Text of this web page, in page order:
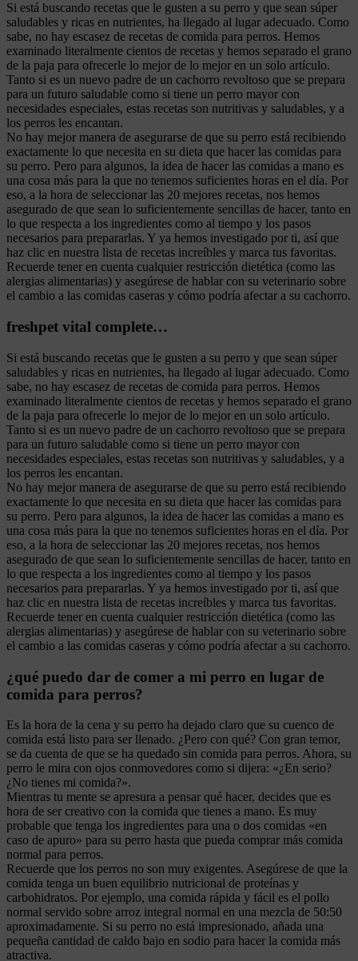
Si está buscando recetas que le gusten a su perro y que sean súper
saludables y ricas en nutrientes, ha llegado al lugar adecuado. Como
sabe, no hay escasez de recetas de comida para perros. Hemos
examinado literalmente cientos de recetas y hemos separado el grano
de la paja para ofrecerle lo mejor de lo mejor en un solo artículo.
Tanto si es un nuevo padre de un cachorro revoltoso que se prepara
para un futuro saludable como si tiene un perro mayor con
necesidades especiales, estas recetas son nutritivas y saludables, y a
los perros les encantan.
No hay mejor manera de asegurarse de que su perro está recibiendo
exactamente lo que necesita en su dieta que hacer las comidas para
su perro. Pero para algunos, la idea de hacer las comidas a mano es
una cosa más para la que no tenemos suficientes horas en el día. Por
eso, a la hora de seleccionar las 20 mejores recetas, nos hemos
asegurado de que sean lo suficientemente sencillas de hacer, tanto en
lo que respecta a los ingredientes como al tiempo y los pasos
necesarios para prepararlas. Y ya hemos investigado por ti, así que
haz clic en nuestra lista de recetas increíbles y marca tus favoritas.
Recuerde tener en cuenta cualquier restricción dietética (como las
alergias alimentarias) y asegúrese de hablar con su veterinario sobre
el cambio a las comidas caseras y cómo podría afectar a su cachorro.
freshpet vital complete…
Si está buscando recetas que le gusten a su perro y que sean súper
saludables y ricas en nutrientes, ha llegado al lugar adecuado. Como
sabe, no hay escasez de recetas de comida para perros. Hemos
examinado literalmente cientos de recetas y hemos separado el grano
de la paja para ofrecerle lo mejor de lo mejor en un solo artículo.
Tanto si es un nuevo padre de un cachorro revoltoso que se prepara
para un futuro saludable como si tiene un perro mayor con
necesidades especiales, estas recetas son nutritivas y saludables, y a
los perros les encantan.
No hay mejor manera de asegurarse de que su perro está recibiendo
exactamente lo que necesita en su dieta que hacer las comidas para
su perro. Pero para algunos, la idea de hacer las comidas a mano es
una cosa más para la que no tenemos suficientes horas en el día. Por
eso, a la hora de seleccionar las 20 mejores recetas, nos hemos
asegurado de que sean lo suficientemente sencillas de hacer, tanto en
lo que respecta a los ingredientes como al tiempo y los pasos
necesarios para prepararlas. Y ya hemos investigado por ti, así que
haz clic en nuestra lista de recetas increíbles y marca tus favoritas.
Recuerde tener en cuenta cualquier restricción dietética (como las
alergias alimentarias) y asegúrese de hablar con su veterinario sobre
el cambio a las comidas caseras y cómo podría afectar a su cachorro.
¿qué puedo dar de comer a mi perro en lugar de
comida para perros?
Es la hora de la cena y su perro ha dejado claro que su cuenco de
comida está listo para ser llenado. ¿Pero con qué? Con gran temor,
se da cuenta de que se ha quedado sin comida para perros. Ahora, su
perro le mira con ojos conmovedores como si dijera: «¿En serio?
¿No tienes mi comida?».
Mientras tu mente se apresura a pensar qué hacer, decides que es
hora de ser creativo con la comida que tienes a mano. Es muy
probable que tenga los ingredientes para una o dos comidas «en
caso de apuro» para su perro hasta que pueda comprar más comida
normal para perros.
Recuerde que los perros no son muy exigentes. Asegúrese de que la
comida tenga un buen equilibrio nutricional de proteínas y
carbohidratos. Por ejemplo, una comida rápida y fácil es el pollo
normal servido sobre arroz integral normal en una mezcla de 50:50
aproximadamente. Si su perro no está impresionado, añada una
pequeña cantidad de caldo bajo en sodio para hacer la comida más
atractiva.